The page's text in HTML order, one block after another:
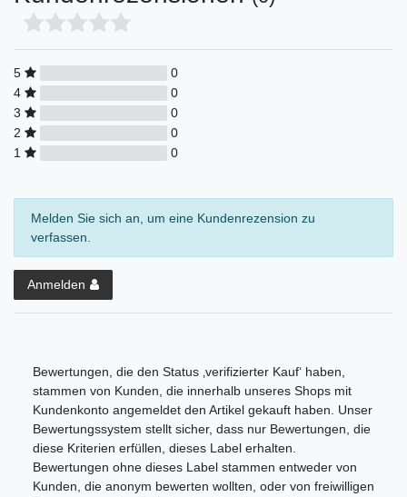
5
0
4
0
3
0
2
0
1
0
Melden Sie sich an, um eine Kundenrezension zu
verfassen.
Anmelden
Bewertungen, die den Status ‚verifizierter Kauf‘ haben,
stammen von Kunden, die innerhalb unseres Shops mit
Kundenkonto angemeldet den Artikel gekauft haben. Unser
Bewertungssystem stellt sicher, dass nur Bewertungen, die
diese Kriterien erfüllen, dieses Label erhalten.
Bewertungen ohne dieses Label stammen entweder von
Kunden, die anonym bewerten wollten, oder von freiwilligen